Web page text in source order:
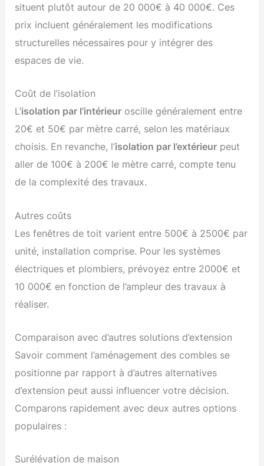
situent plutôt autour de 20 000€ à 40 000€. Ces
prix incluent généralement les modifications
structurelles nécessaires pour y intégrer des
espaces de vie.
Coût de l’isolation
L’isolation par l’intérieur oscille généralement entre
20€ et 50€ par mètre carré, selon les matériaux
choisis. En revanche, l’isolation par l’extérieur peut
aller de 100€ à 200€ le mètre carré, compte tenu
de la complexité des travaux.
Autres coûts
Les fenêtres de toit varient entre 500€ à 2500€ par
unité, installation comprise. Pour les systèmes
électriques et plombiers, prévoyez entre 2000€ et
10 000€ en fonction de l’ampleur des travaux à
réaliser.
Comparaison avec d’autres solutions d’extension
Savoir comment l’aménagement des combles se
positionne par rapport à d’autres alternatives
d’extension peut aussi influencer votre décision.
Comparons rapidement avec deux autres options
populaires :
Surélévation de maison